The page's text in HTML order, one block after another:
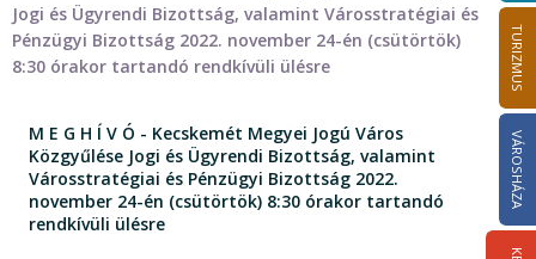
TURIZMUS
VÁROSHÁZA
Jogi és Ügyrendi Bizottság, valamint Városstratégiai és
Pénzügyi Bizottság 2022. november 24-én (csütörtök)
8:30 órakor tartandó rendkívüli ülésre
M E G H Í V Ó - Kecskemét Megyei Jogú Város
Közgyűlése Jogi és Ügyrendi Bizottság, valamint
Városstratégiai és Pénzügyi Bizottság 2022.
november 24-én (csütörtök) 8:30 órakor tartandó
rendkívüli ülésre